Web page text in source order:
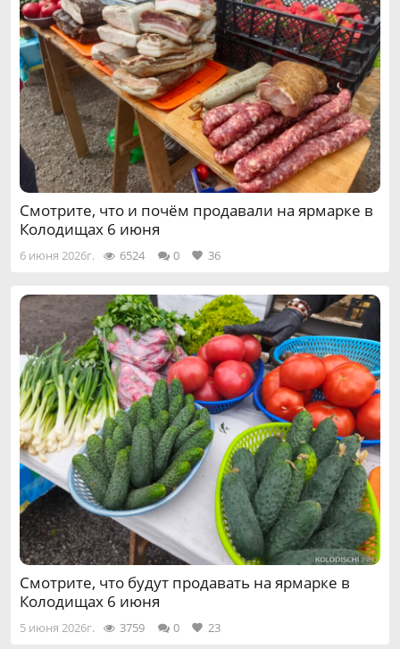
Смотрите, что и почём продавали на ярмарке в
Колодищах 6 июня
6 июня 2026г. 6524 0 36
Смотрите, что будут продавать на ярмарке в
Колодищах 6 июня
5 июня 2026г. 3759 0 23